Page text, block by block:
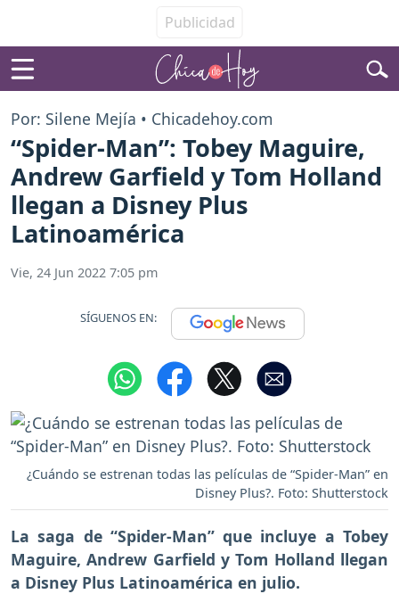
Por: Silene Mejía • Chicadehoy.com
“Spider-Man”: Tobey Maguire,
Andrew Garfield y Tom Holland
llegan a Disney Plus
Latinoamérica
Vie, 24 Jun 2022 7:05 pm
SÍGUENOS EN:
¿Cuándo se estrenan todas las películas de “Spider-Man” en
Disney Plus?. Foto: Shutterstock
La saga de“Spider-Man” que incluye a Tobey
Maguire, Andrew Garfield y Tom Holland llegan
a Disney Plus Latinoamérica en julio.